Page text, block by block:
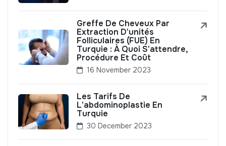
Greffe De Cheveux Par
Extraction D'unités
Folliculaires (FUE) En
Turquie : À Quoi S'attendre,
Procédure Et Coût
16 November 2023
Les Tarifs De
L'abdominoplastie En
Turquie
30 December 2023